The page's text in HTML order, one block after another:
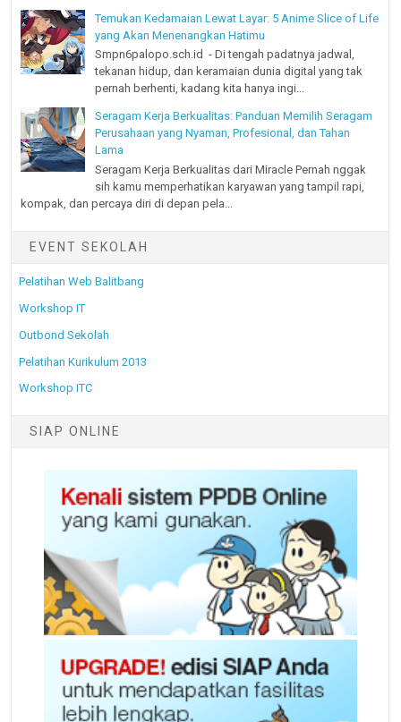
Temukan Kedamaian Lewat Layar: 5 Anime Slice of Life
yang Akan Menenangkan Hatimu
Smpn6palopo.sch.id - Di tengah padatnya jadwal,
tekanan hidup, dan keramaian dunia digital yang tak
pernah berhenti, kadang kita hanya ingi...
Seragam Kerja Berkualitas: Panduan Memilih Seragam
Perusahaan yang Nyaman, Profesional, dan Tahan
Lama
Seragam Kerja Berkualitas dari Miracle Pernah nggak
sih kamu memperhatikan karyawan yang tampil rapi,
kompak, dan percaya diri di depan pela...
EVENT SEKOLAH
Pelatihan Web Balitbang
Workshop IT
Outbond Sekolah
Pelatihan Kurikulum 2013
Workshop ITC
SIAP ONLINE